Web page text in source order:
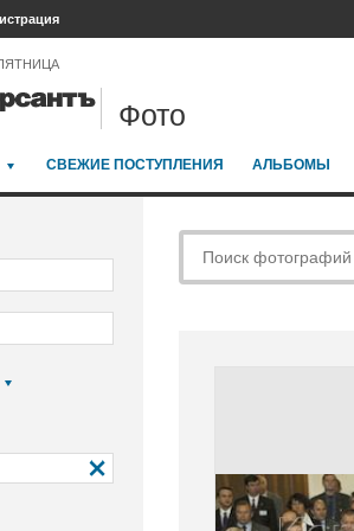
Фото
СВЕЖИЕ ПОСТУПЛЕНИЯ АЛЬБОМЫ